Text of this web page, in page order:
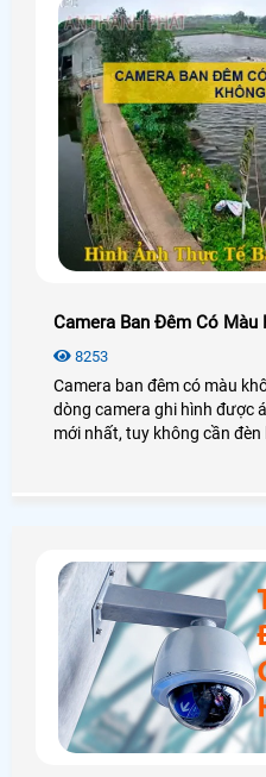
Camera Ban Đêm Có Màu
8253
Camera ban đêm có màu
dòng camera ghi hình được
mới nhất, tuy không cần